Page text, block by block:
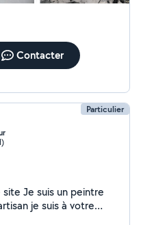
Contacter
Particulier
je suis à votre